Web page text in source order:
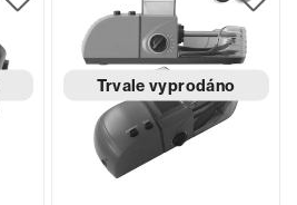
Trvale vyprodáno